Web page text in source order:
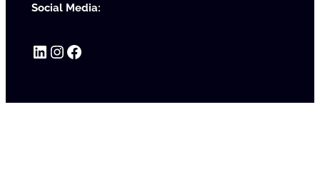
Social Media:
LinkedIn InstagramFacebook